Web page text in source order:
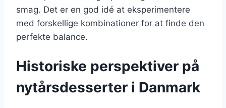
smag. Det er en god idé at eksperimentere
med forskellige kombinationer for at finde den
perfekte balance.
Historiske perspektiver på
nytårsdesserter i Danmark